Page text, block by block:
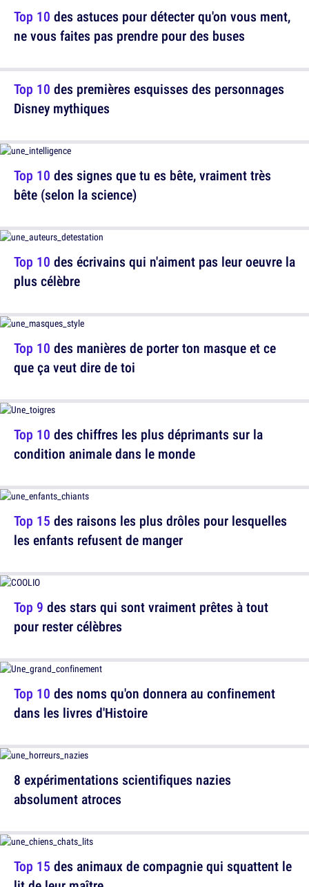
Top 10 des astuces pour détecter qu'on vous ment,
ne vous faites pas prendre pour des buses
Top 10 des signes que tu es bête, vraiment très
bête (selon la science)
Top 10 des manières de porter ton masque et ce
que ça veut dire de toi
Top 15 des raisons les plus drôles pour lesquelles
les enfants refusent de manger
Top 10 des noms qu'on donnera au confinement
dans les livres d'Histoire
Top 15 des animaux de compagnie qui squattent le
Top 10 des premières esquisses des personnages
Disney mythiques
Top 10 des écrivains qui n'aiment pas leur oeuvre la
plus célèbre
Top 10 des chiffres les plus déprimants sur la
condition animale dans le monde
Top 9 des stars qui sont vraiment prêtes à tout
pour rester célèbres
8 expérimentations scientifiques nazies
absolument atroces